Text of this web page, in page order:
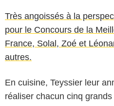
Très angoissés à la
pour le Concours de la
France, Solal, Zoé et
autres.
En cuisine, Teyssier leur
réaliser chacun cinq